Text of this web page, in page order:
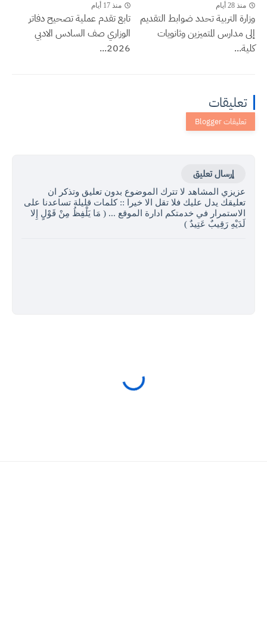
منذ 28 أيام
وزارة التربية تحدد ضوابط التقديم
إلى مدارس المتميزين وثانويات
كلية...
منذ 17 أيام
تابع تقدم عملية تصحيح دفاتر
الوزاري صف السادس الادبي
2026...
تعليقات
إرسال تعليق
عزيزي المشاهد لا تترك الموضوع بدون تعليق وتذكر ان
تعليقك يدل عليك فلا تقل الا خيرا :: كلمات قليلة تساعدنا على
الاستمرار في خدمتكم ادارة الموقع ... ( مَا يَلْفِظُ مِنْ قَوْلٍ إِلا
لَدَيْهِ رَقِيبٌ عَتِيدٌ )